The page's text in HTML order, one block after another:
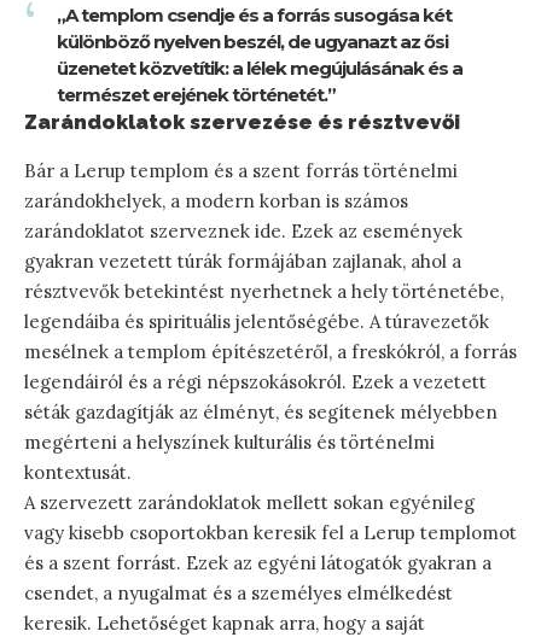
„A templom csendje és a forrás susogása két
különböző nyelven beszél, de ugyanazt az ősi
üzenetet közvetítik: a lélek megújulásának és a
természet erejének történetét.”
Zarándoklatok szervezése és résztvevői
Bár a Lerup templom és a szent forrás történelmi
zarándokhelyek, a modern korban is számos
zarándoklatot szerveznek ide. Ezek az események
gyakran vezetett túrák formájában zajlanak, ahol a
résztvevők betekintést nyerhetnek a hely történetébe,
legendáiba és spirituális jelentőségébe. A túravezetők
mesélnek a templom építészetéről, a freskókról, a forrás
legendáiról és a régi népszokásokról. Ezek a vezetett
séták gazdagítják az élményt, és segítenek mélyebben
megérteni a helyszínek kulturális és történelmi
kontextusát.
A szervezett zarándoklatok mellett sokan egyénileg
vagy kisebb csoportokban keresik fel a Lerup templomot
és a szent forrást. Ezek az egyéni látogatók gyakran a
csendet, a nyugalmat és a személyes elmélkedést
keresik. Lehetőséget kapnak arra, hogy a saját